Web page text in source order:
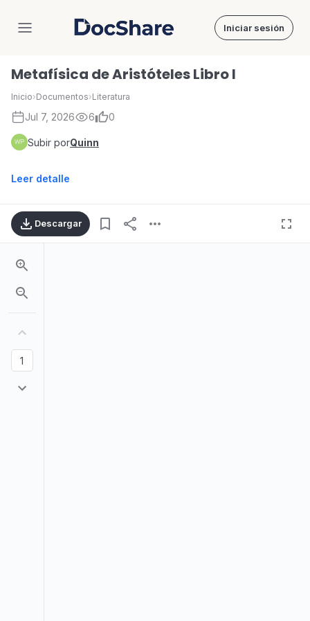
DocShare Iniciar sesión
Metafísica de Aristóteles Libro I
Inicio›Documentos›Literatura
Jul 7, 2026 6 0
Subir porQuinn
Leer detalle
Descargar